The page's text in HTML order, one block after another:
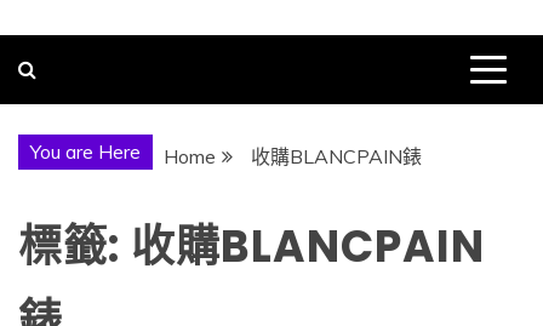
You are Here Home 收購BLANCPAIN錶
標籤: 收購BLANCPAIN